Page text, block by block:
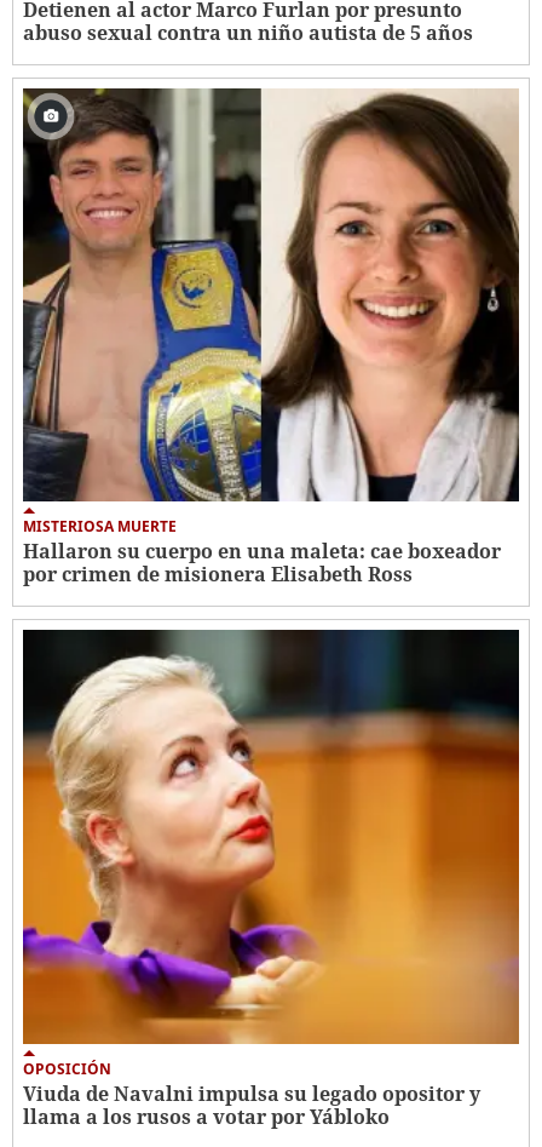
Detienen al actor Marco Furlan por presunto
abuso sexual contra un niño autista de 5 años
MISTERIOSA MUERTE
Hallaron su cuerpo en una maleta: cae boxeador
por crimen de misionera Elisabeth Ross
OPOSICIÓN
Viuda de Navalni impulsa su legado opositor y
llama a los rusos a votar por Yábloko